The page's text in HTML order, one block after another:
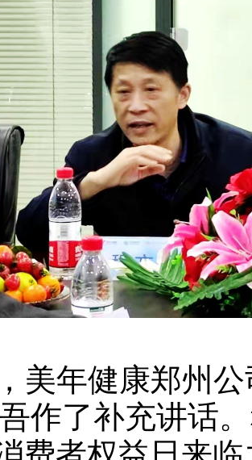
美年健康郑州
作了补充讲话